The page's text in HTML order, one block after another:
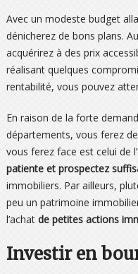
Avec un modeste budget
dénicherez de bons plans.
acquérirez à des prix
réalisant quelques
rentabilité, vous pouvez
En raison de la forte
départements, vous ferez
vous ferez face est celui de
patiente et prospectez
immobiliers. Par ailleurs,
peu un patrimoine
l’achat de petites actions
Investir en